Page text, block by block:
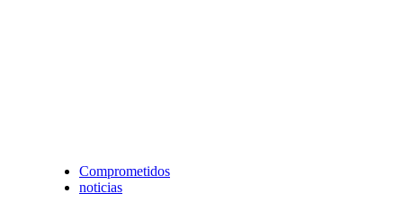
Comprometidos
noticias